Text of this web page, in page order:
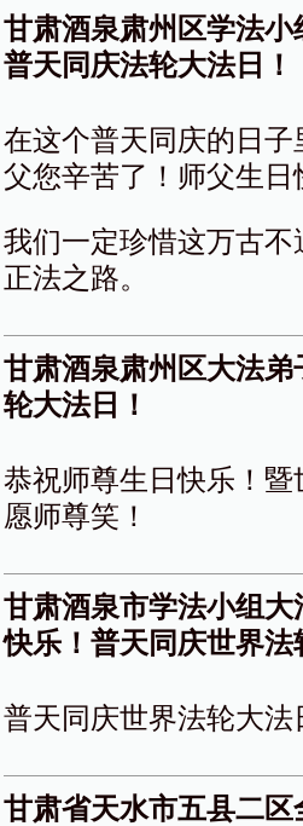
甘肃酒泉肃州区学法
普天同庆法轮大法日！
在这个普天同庆的日
父您辛苦了！师父生日
我们一定珍惜这万古
正法之路。
甘肃酒泉肃州区大法
轮大法日！
恭祝师尊生日快乐！
愿师尊笑！
甘肃酒泉市学法小组
快乐！普天同庆世界法
普天同庆世界法轮大
甘肃省天水市五县二